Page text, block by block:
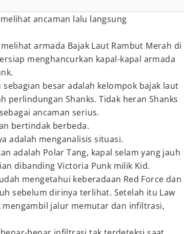
ancaman lalu langsung
armada Bajak Laut Rambut Merah di
menghancurkan kapal-kapal armada
sebagian besar adalah kelompok bajak laut
perlindungan Shanks. Tidak heran Shanks
ancaman serius.
bertindak berbeda.
adalah menganalisis situasi.
adalah Polar Tang, kapal selam yang jauh
dibanding Victoria Punk milik Kid.
mengetahui keberadaan Red Force dan
sebelum dirinya terlihat. Setelah itu Law
mengambil jalur memutar dan infiltrasi,